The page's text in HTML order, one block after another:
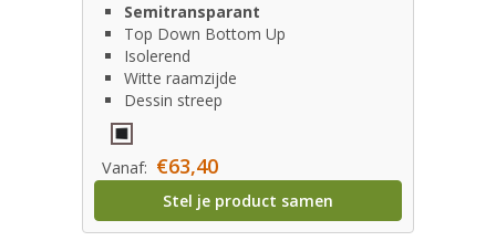
Semitransparant
Top Down Bottom Up
Isolerend
Witte raamzijde
Dessin streep
Vanaf: €63,40
Stel je product samen